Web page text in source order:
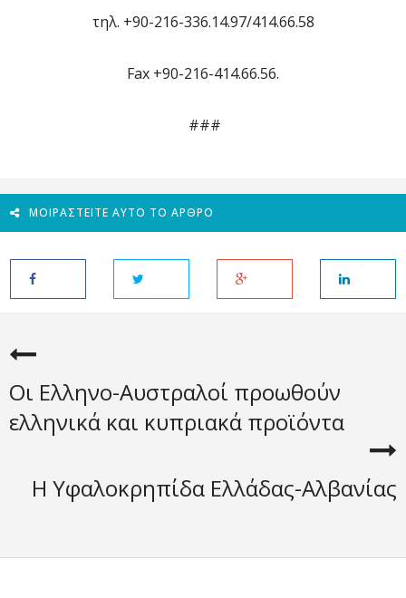
τηλ. +90-216-336.14.97/414.66.58
Fax +90-216-414.66.56.
###
ΜΟΙΡΑΣΤΕΊΤΕ ΑΥΤΌ ΤΟ ΆΡΘΡΟ
Οι Ελληνο-Αυστραλοί προωθούν
ελληνικά και κυπριακά προϊόντα
Η Υφαλοκρηπίδα Ελλάδας-Αλβανίας